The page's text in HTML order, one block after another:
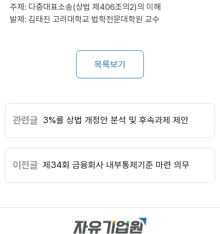
주제: 다중대표소송(상법 제406조의2)의 이해
발제: 김태진 고려대학교 법학전문대학원 교수
목록보기
관련글 3%룰 상법 개정안 분석 및 후속과제 제안
이전글 제34회 금융회사 내부통제기준 마련 의무